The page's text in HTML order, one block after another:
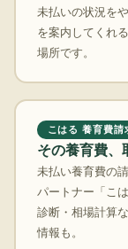
未払いの状況を
を案内してくれ
場所です。
こはる 養育費請
その養育費、
未払い養育費の
パートナー「こ
診断・相場計算
情報も。